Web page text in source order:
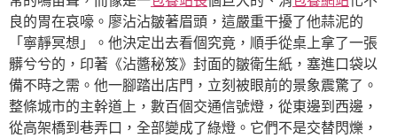
良的胃在哀嚎。廖沾沾皺著眉頭，這嚴重干擾了他蒜泥的
「寧靜冥想」。他決定出去看個究竟，順手從桌上拿了一張
髒兮兮的，印著《沾醬秘笈》封面的皺衛生紙，塞進口袋以
備不時之需。他一腳踏出店門，立刻被眼前的景象震驚了。
整條城市的主幹道上，數百個交通信號燈，從東邊到西邊，
從高架橋到巷弄口，全部變成了綠燈。它們不是交替閃爍，